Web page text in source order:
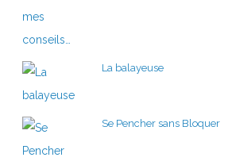
La balayeuse
Se Pencher sans Bloquer